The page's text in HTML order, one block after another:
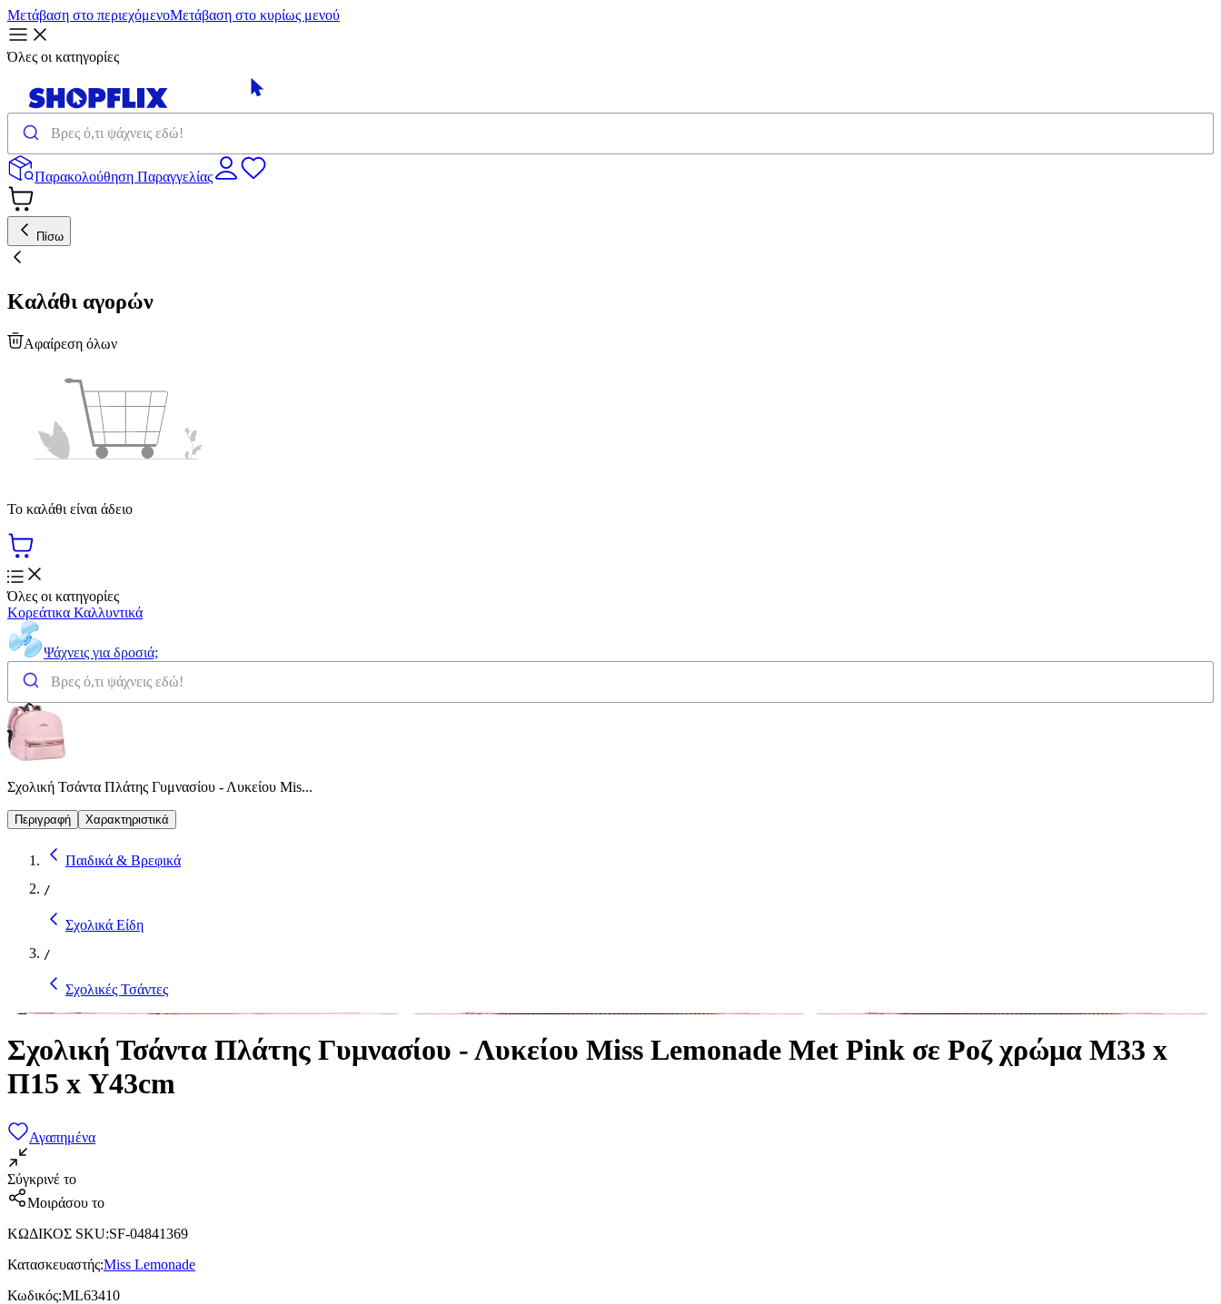
Μετάβαση στο περιεχόμενοΜετάβαση στο κυρίως μενού
Όλες οι κατηγορίες
Παρακολούθηση Παραγγελίας
Πίσω
Καλάθι αγορών
Αφαίρεση όλων
Το καλάθι είναι άδειο
Όλες οι κατηγορίες
Κορεάτικα Καλλυντικά
Ψάχνεις για δροσιά;
Σχολική Τσάντα Πλάτης Γυμνασίου - Λυκείου Mis...
Περιγραφή Χαρακτηριστικά
Παιδικά & Βρεφικά
/
Σχολικά Είδη
/
Σχολικές Τσάντες
Σχολική Τσάντα Πλάτης Γυμνασίου - Λυκείου Miss Lemonade Met Pink σε Ροζ χρώμα Μ33 x
Π15 x Υ43cm
Αγαπημένα
Σύγκρινέ το
Μοιράσου το
ΚΩΔΙΚΟΣ SKU:SF-04841369
Κατασκευαστής:Miss Lemonade
Κωδικός:ML63410